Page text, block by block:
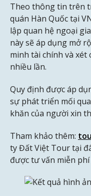
Theo thông tin trên
quán Hàn Quốc tại
lập quan hệ ngoại
này sẽ áp dụng mở
minh tài chính và xét
nhiều lần.
Quy định được áp
sự phát triển mối
khăn của người xin
Tham khảo thêm:
ty Đất Việt Tour tại
được tư vấn miễn